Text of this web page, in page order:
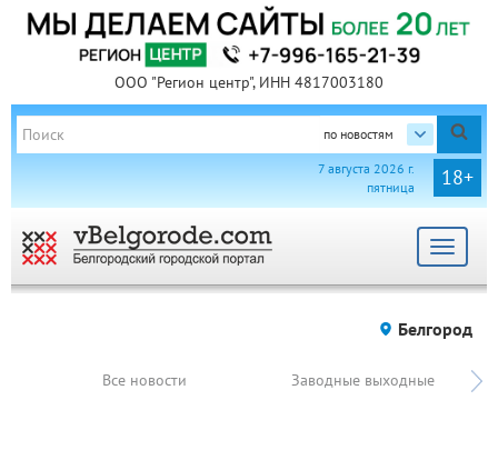
ООО "Регион центр", ИНН 4817003180
по новостям
18+
7 августа 2026 г.
пятница
Toggle
Белгород
Все новости Заводные выходные